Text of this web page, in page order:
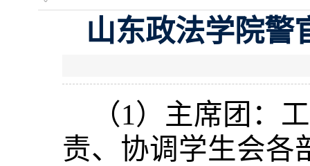
山东政法学院警
（1）主席团：
责、协调学生会各